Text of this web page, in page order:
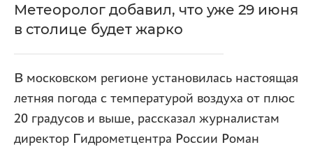
Метеоролог добавил, что уже 29 июня
в столице будет жарко
В московском регионе установилась настоящая
летняя погода с температурой воздуха от плюс
20 градусов и выше, рассказал журналистам
директор Гидрометцентра России Роман